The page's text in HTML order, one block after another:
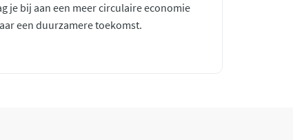
je bij aan een meer circulaire economie
een duurzamere toekomst.